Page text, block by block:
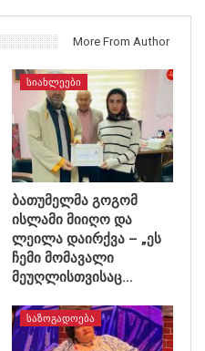
More From Author
ᲡᲘᲐᲮᲚᲔᲔᲑᲘ
ბათუმელმა გოგომ
ისლამი მიიღო და
ლეილა დაირქვა – „ეს
ჩემი მომავალი
მეუღლისთვისაც…
ᲡᲐᲖᲝᲒᲐᲓᲝᲔᲑᲐ